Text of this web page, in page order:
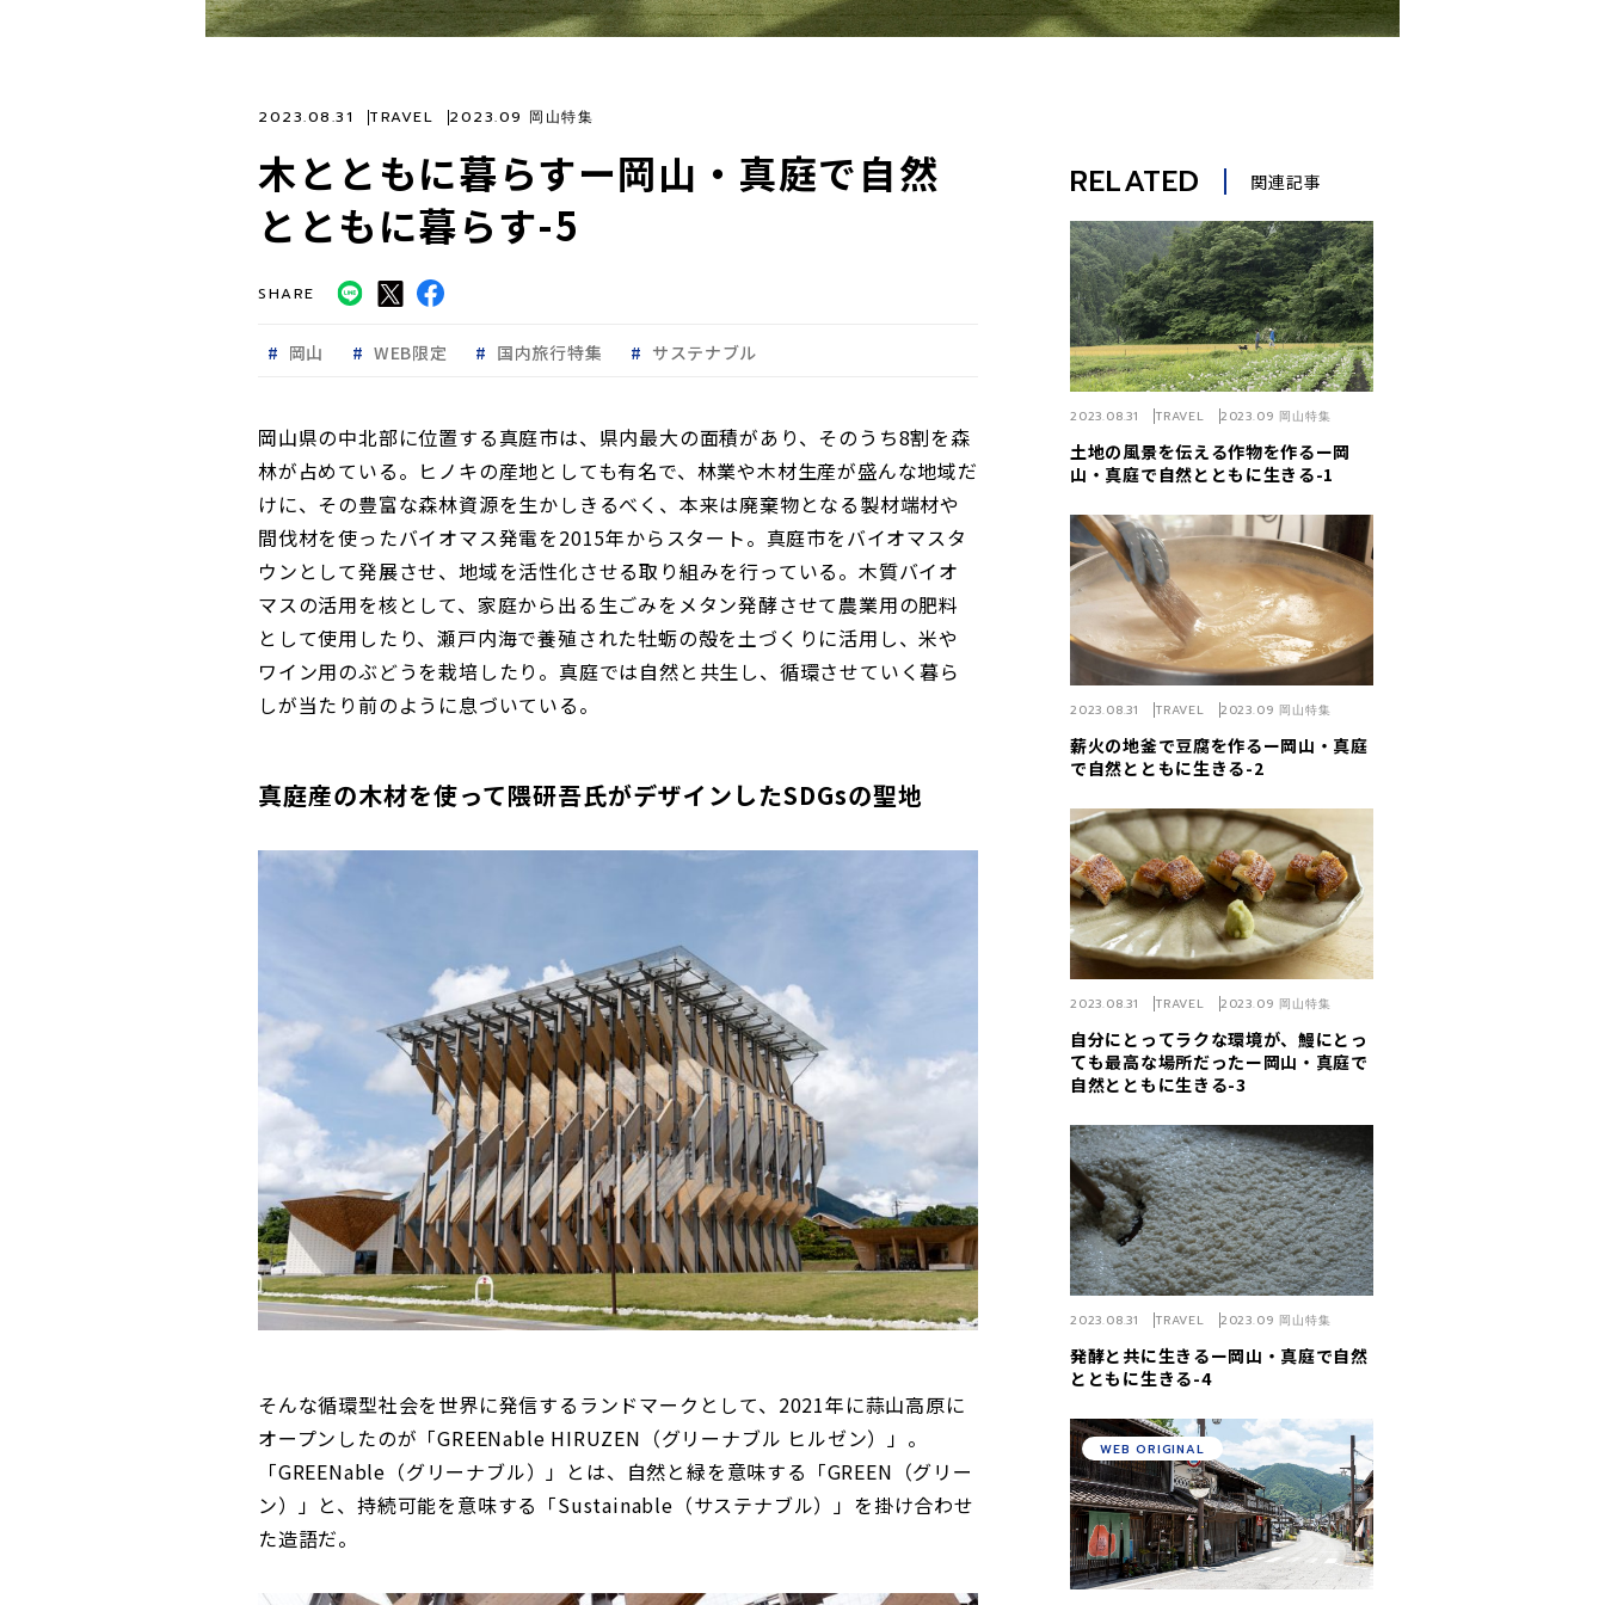
木とともに暮らすー岡山・真庭で自然
とともに暮らす-5
2023.08.31 TRAVEL 2023.09 岡山特集
SHARE
岡山 WEB限定 国内旅行特集 サステナブル
岡山県の中北部に位置する真庭市は、県内最大の面積があり、そのうち8割を森
林が占めている。ヒノキの産地としても有名で、林業や木材生産が盛んな地域だ
けに、その豊富な森林資源を生かしきるべく、本来は廃棄物となる製材端材や
間伐材を使ったバイオマス発電を2015年からスタート。真庭市をバイオマスタ
ウンとして発展させ、地域を活性化させる取り組みを行っている。木質バイオ
マスの活用を核として、家庭から出る生ごみをメタン発酵させて農業用の肥料
として使用したり、瀬戸内海で養殖された牡蛎の殻を土づくりに活用し、米や
ワイン用のぶどうを栽培したり。真庭では自然と共生し、循環させていく暮ら
しが当たり前のように息づいている。
真庭産の木材を使って隈研吾氏がデザインしたSDGsの聖地
そんな循環型社会を世界に発信するランドマークとして、2021年に蒜山高原に
オープンしたのが「GREENable HIRUZEN（グリーナブル ヒルゼン）」。
「GREENable（グリーナブル）」とは、自然と緑を意味する「GREEN（グリー
ン）」と、持続可能を意味する「Sustainable（サステナブル）」を掛け合わせ
た造語だ。
RELATED 関連記事
土地の風景を伝える作物を作るー岡
山・真庭で自然とともに生きる-1
2023.08.31 TRAVEL 2023.09 岡山特集
薪火の地釜で豆腐を作るー岡山・真庭
で自然とともに生きる-2
2023.08.31 TRAVEL 2023.09 岡山特集
自分にとってラクな環境が、鰻にとっ
ても最高な場所だったー岡山・真庭で
自然とともに生きる-3
2023.08.31 TRAVEL 2023.09 岡山特集
発酵と共に生きるー岡山・真庭で自然
とともに生きる-4
2023.08.31 TRAVEL 2023.09 岡山特集
WEB ORIGINAL